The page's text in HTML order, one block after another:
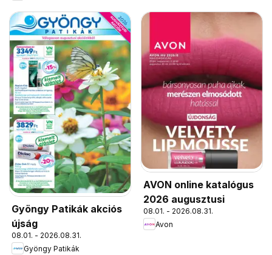
Gyöngy Patikák akciós
újság
08.01. - 2026.08.31.
Gyöngy Patikák
AVON online katalógus
2026 augusztusi
08.01. - 2026.08.31.
Avon